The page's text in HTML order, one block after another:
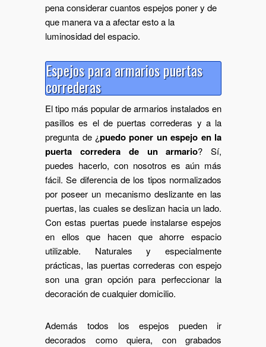
pena considerar cuantos espejos poner y de
que manera va a afectar esto a la
luminosidad del espacio.
Espejos para armarios puertas
correderas
El tipo más popular de armarios instalados en
pasillos es el de puertas correderas y a la
pregunta de ¿puedo poner un espejo en la
puerta corredera de un armario? Sí,
puedes hacerlo, con nosotros es aún más
fácil. Se diferencia de los tipos normalizados
por poseer un mecanismo deslizante en las
puertas, las cuales se deslizan hacia un lado.
Con estas puertas puede instalarse espejos
en ellos que hacen que ahorre espacio
utilizable. Naturales y especialmente
prácticas, las puertas correderas con espejo
son una gran opción para perfeccionar la
decoración de cualquier domicilio.
Además todos los espejos pueden ir
decorados como quiera, con grabados